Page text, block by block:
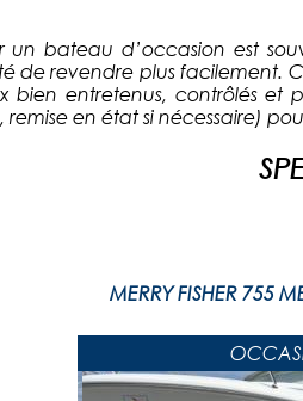
un bateau d’occasion est
de revendre plus facilement.
bien entretenus, contrôlés et
remise en état si nécessaire)
MERRY FISHER 755